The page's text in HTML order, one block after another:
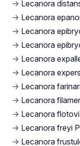
→ Lecanora
→ Lecanora
→ Lecanora
→ Lecanora
→ Lecanora
→ Lecanora
→ Lecanora
→ Lecanora
→ Lecanora
→ Lecanora freyi
→ Lecanora